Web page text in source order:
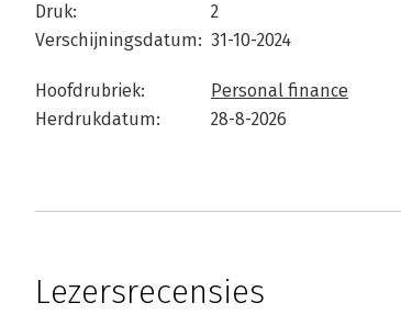
Druk:
2
Verschijningsdatum: 31-10-2024
Hoofdrubriek:
Personal finance
Herdrukdatum:
28-8-2026
Lezersrecensies